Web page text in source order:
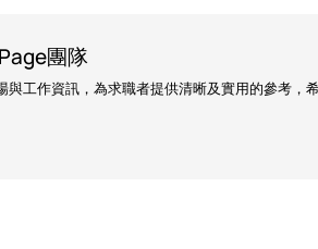
團隊
與工作資訊，為求職者提供清晰及實用的參考，